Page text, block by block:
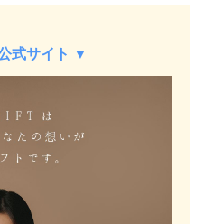
式サイト ▼